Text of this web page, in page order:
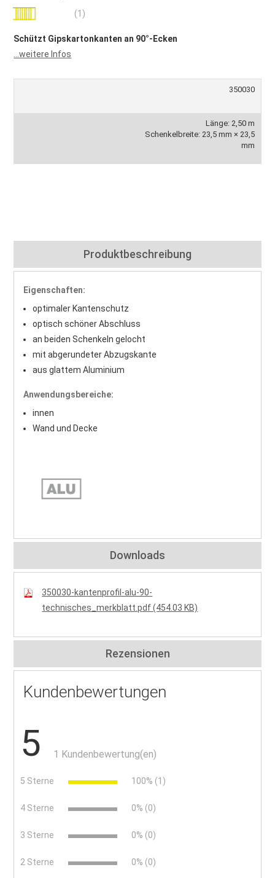
Bewertung: (1)
Schützt Gipskartonkanten an 90°-Ecken
...weitere Infos
350030
Länge: 2,50 m
Schenkelbreite: 23,5 mm × 23,5
mm
Produktbeschreibung
Eigenschaften:
optimaler Kantenschutz
optisch schöner Abschluss
an beiden Schenkeln gelocht
mit abgerundeter Abzugskante
aus glattem Aluminium
Anwendungsbereiche:
innen
Wand und Decke
Downloads
350030-kantenprofil-alu-90-
technisches_merkblatt.pdf (454.03 KB)
Rezensionen
Kundenbewertungen
5 1 Kundenbewertung(en)
5 Sterne 100% (1)
4 Sterne 0% (0)
3 Sterne 0% (0)
2 Sterne 0% (0)